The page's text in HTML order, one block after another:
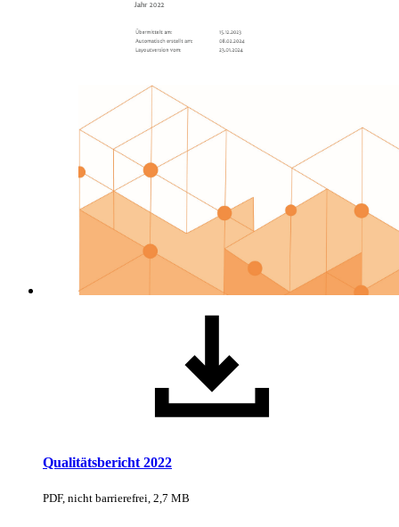
Qualitätsbericht 2022
PDF, nicht barrierefrei, 2,7 MB